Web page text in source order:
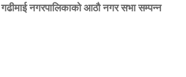
गढीमाई नगरपालिकाको आठौ नगर सभा सम्पन्न